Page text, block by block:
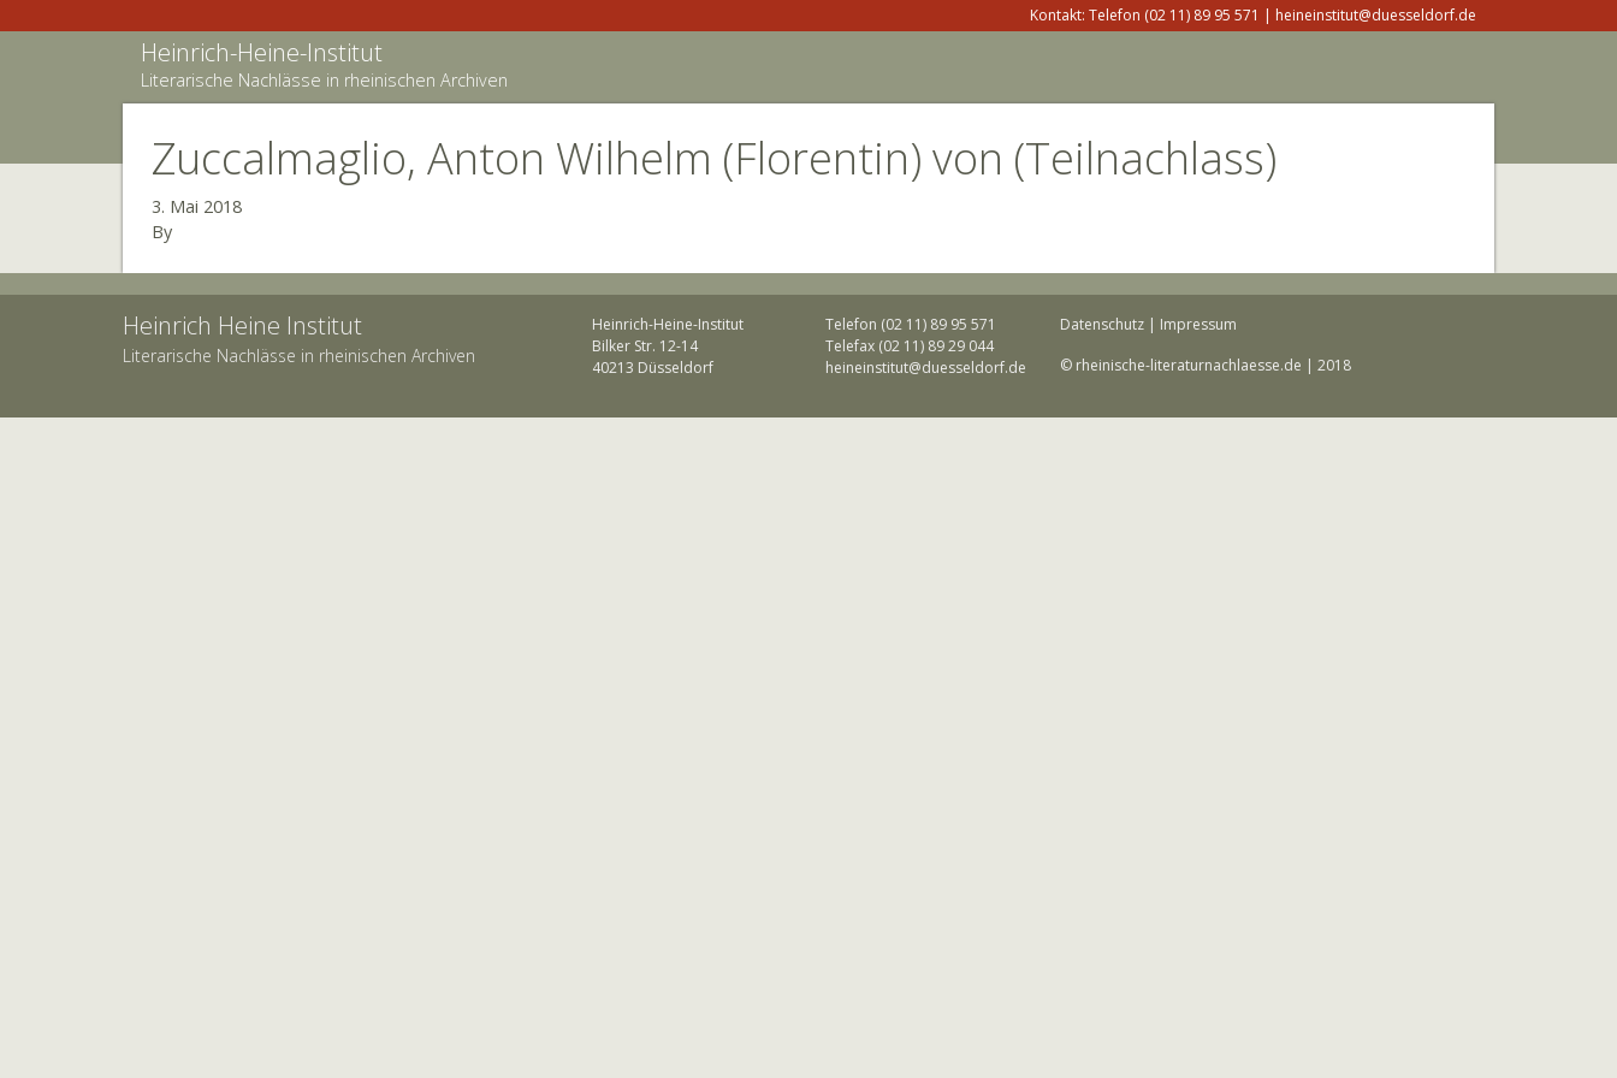
Kontakt: Telefon (02 11) 89 95 571 | heineinstitut@duesseldorf.de
Heinrich-Heine-Institut
Literarische Nachlässe in rheinischen Archiven
Zuccalmaglio, Anton Wilhelm (Florentin) von (Teilnachlass)
3. Mai 2018
By
Heinrich Heine Institut
Literarische Nachlässe in rheinischen Archiven
Heinrich-Heine-Institut
Bilker Str. 12-14
40213 Düsseldorf
Telefon (02 11) 89 95 571
Telefax (02 11) 89 29 044
heineinstitut@duesseldorf.de
Datenschutz| Impressum
© rheinische-literaturnachlaesse.de | 2018